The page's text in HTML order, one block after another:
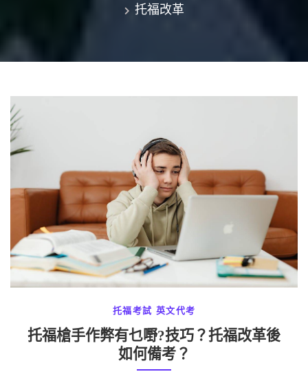
托福改革
托福考試 英文代考
托福槍手作弊有乜嘢?技巧？托福改革後
如何備考？